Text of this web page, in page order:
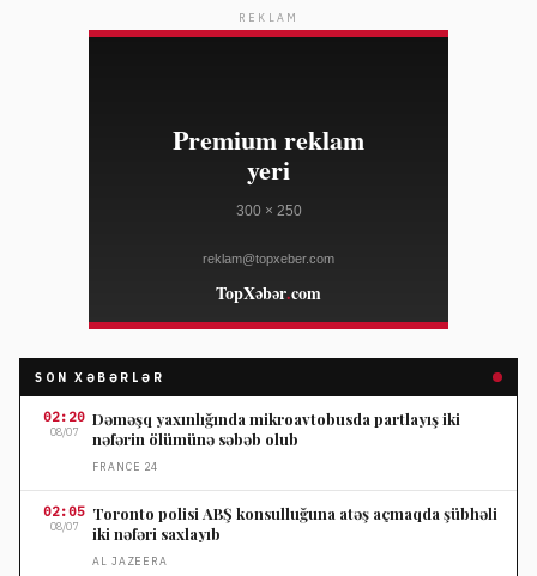
REKLAM
SON XƏBƏRLƏR
02:20
08/07
Dəməşq yaxınlığında mikroavtobusda partlayış iki
nəfərin ölümünə səbəb olub
FRANCE 24
02:05
08/07
Toronto polisi ABŞ konsulluğuna atəş açmaqda şübhəli
iki nəfəri saxlayıb
AL JAZEERA